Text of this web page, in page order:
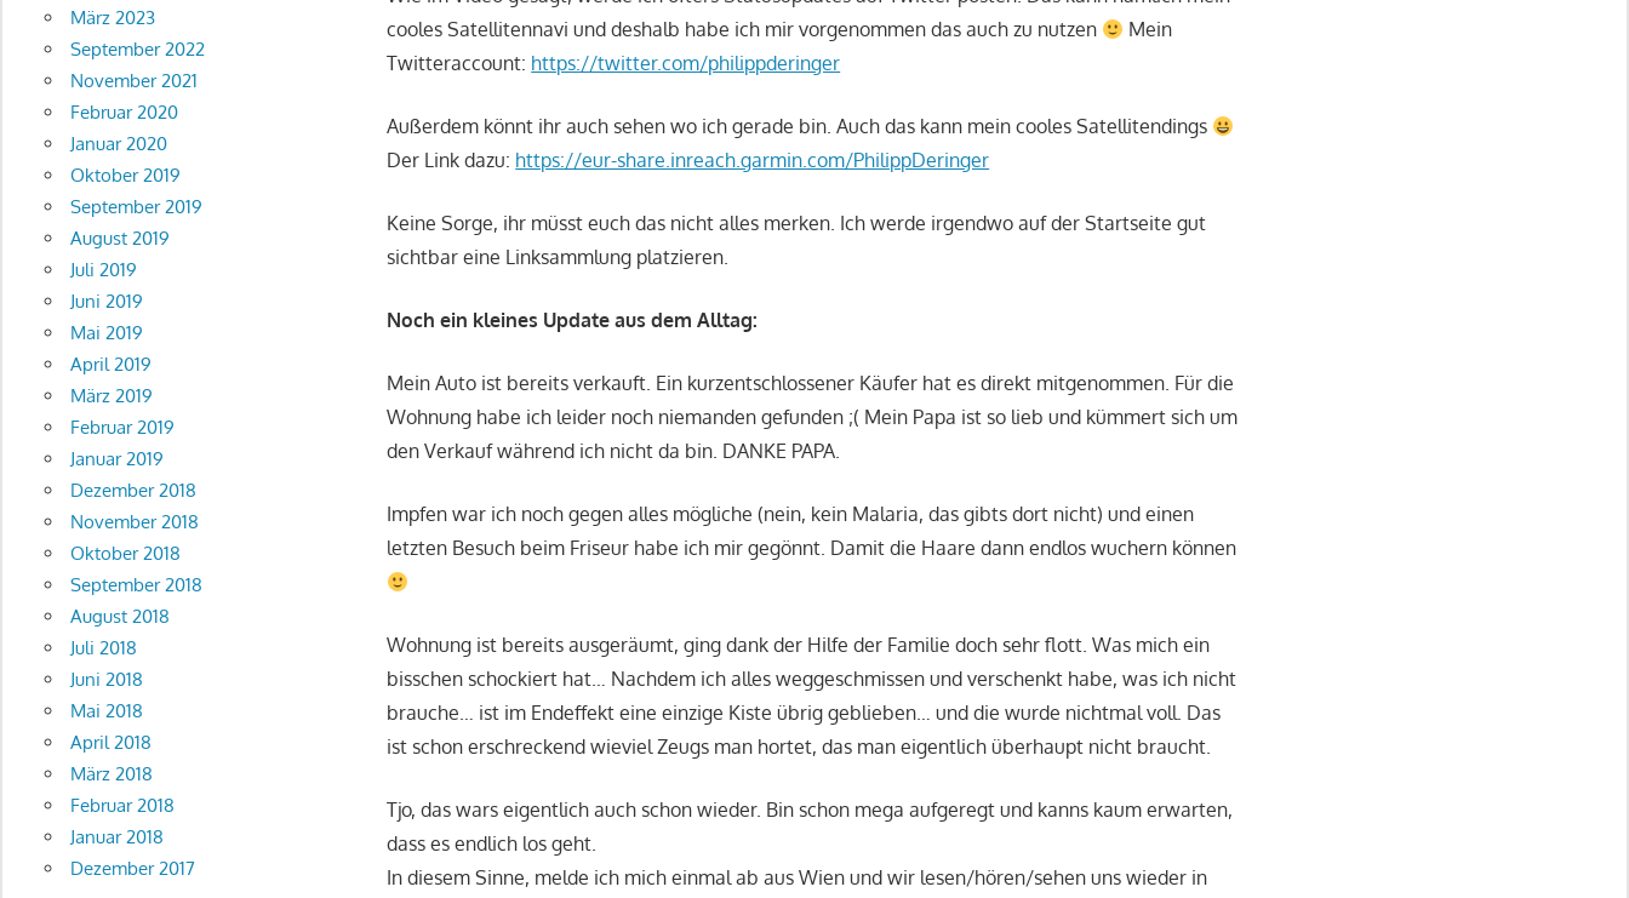
cooles Satellitennavi und deshalb habe ich mir vorgenommen das auch zu nutzen
Mein
Twitteraccount: https://twitter.com/philippderinger
Außerdem könnt ihr auch sehen wo ich gerade bin. Auch das kann mein cooles Satellitendings
Der Link dazu: https://eur-share.inreach.garmin.com/PhilippDeringer
Keine Sorge, ihr müsst euch das nicht alles merken. Ich werde irgendwo auf der Startseite gut
sichtbar eine Linksammlung platzieren.
Noch ein kleines Update aus dem Alltag:
Mein Auto ist bereits verkauft. Ein kurzentschlossener Käufer hat es direkt mitgenommen. Für die
Wohnung habe ich leider noch niemanden gefunden ;( Mein Papa ist so lieb und kümmert sich um
den Verkauf während ich nicht da bin. DANKE PAPA.
Impfen war ich noch gegen alles mögliche (nein, kein Malaria, das gibts dort nicht) und einen
letzten Besuch beim Friseur habe ich mir gegönnt. Damit die Haare dann endlos wuchern können
Wohnung ist bereits ausgeräumt, ging dank der Hilfe der Familie doch sehr flott. Was mich ein
bisschen schockiert hat… Nachdem ich alles weggeschmissen und verschenkt habe, was ich nicht
brauche… ist im Endeffekt eine einzige Kiste übrig geblieben… und die wurde nichtmal voll. Das
ist schon erschreckend wieviel Zeugs man hortet, das man eigentlich überhaupt nicht braucht.
Tjo, das wars eigentlich auch schon wieder. Bin schon mega aufgeregt und kanns kaum erwarten,
dass es endlich los geht.
In diesem Sinne, melde ich mich einmal ab aus Wien und wir lesen/hören/sehen uns wieder in
März 2023
September 2022
November 2021
Februar 2020
Januar 2020
Oktober 2019
September 2019
August 2019
Juli 2019
Juni 2019
Mai 2019
April 2019
März 2019
Februar 2019
Januar 2019
Dezember 2018
November 2018
Oktober 2018
September 2018
August 2018
Juli 2018
Juni 2018
Mai 2018
April 2018
März 2018
Februar 2018
Januar 2018
Dezember 2017